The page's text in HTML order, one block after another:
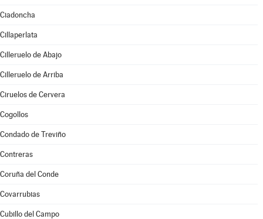
Ciadoncha
Cillaperlata
Cilleruelo de Abajo
Cilleruelo de Arriba
Ciruelos de Cervera
Cogollos
Condado de Treviño
Contreras
Coruña del Conde
Covarrubias
Cubillo del Campo